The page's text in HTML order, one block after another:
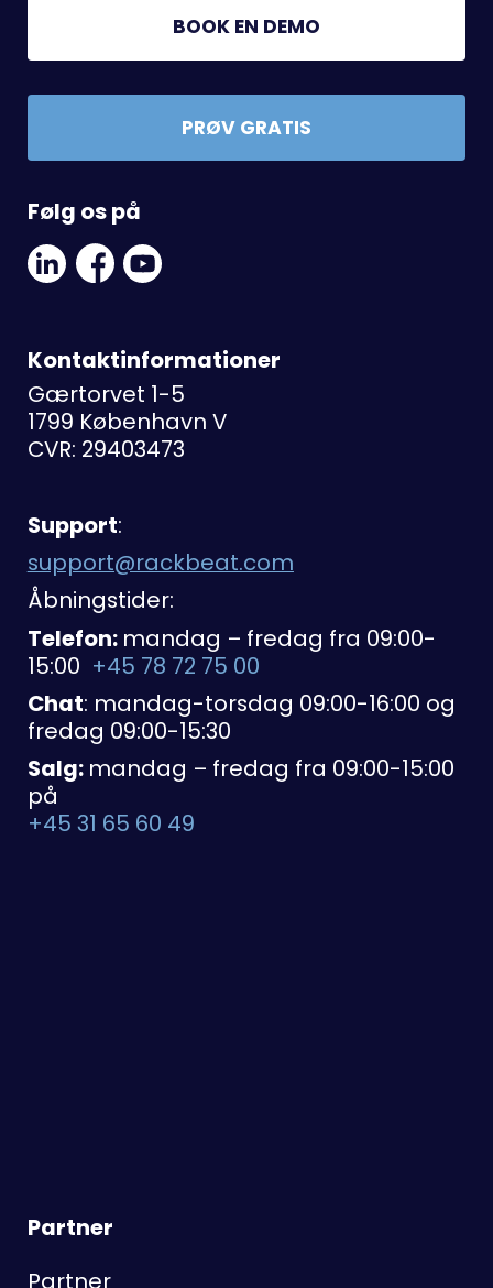
BOOK EN DEMO
PRØV GRATIS
Følg os på
Linkedin
Social
Link
Facebook
Social
Link
Youtube
Link
Kontaktinformationer
Gærtorvet 1-5
1799 København V
CVR: 29403473
Support:
support@rackbeat.com
Åbningstider:
Telefon: mandag – fredag fra 09:00-
15:00 +45 78 72 75 00
Chat: mandag-torsdag 09:00-16:00 og
fredag 09:00-15:30
Salg: mandag – fredag fra 09:00-15:00
på
+45 31 65 60 49
Partner
Partner